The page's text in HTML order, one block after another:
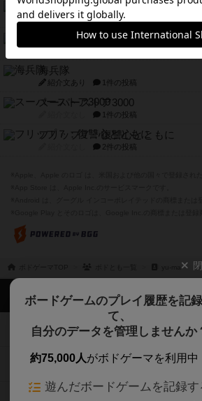
とうほうの！
紹介文なし 1件の投稿
スターマイン・ラミー ポケット
紹介文あり 2件の投稿
海兵隊
紹介文あり 1件の投稿
スーパーストア3000
1件の投稿
フリップ７：復讐心とともに
2件の投稿
ボードゲームのプレイ履歴を記
て、
自分のデータを管理しませんか
約75,000人がボドゲーマを利用中
遊んだボードゲームを記録す
ボドゲーマTOP
ボードゲームを検索する
ボードゲームの新着レビュー